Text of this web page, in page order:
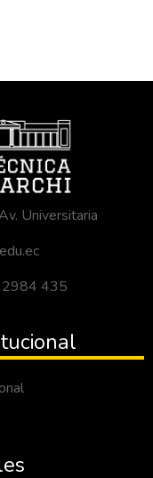
Universitaria
435